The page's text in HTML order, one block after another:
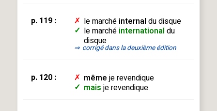
p. 119 : ✗ le marché internal du disque
✓ le marché international du
disque
⇒ corrigé dans la deuxième édition
p. 120 : ✗ mêmeje revendique
✓ maisje revendique